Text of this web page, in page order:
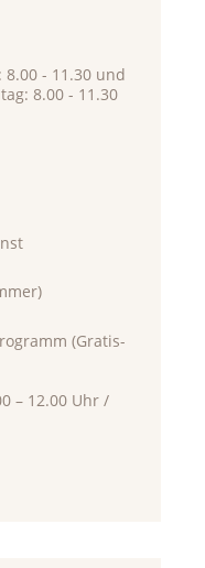
- 11.30 und
8.00 - 11.30
(Gratis-
– 12.00 Uhr /